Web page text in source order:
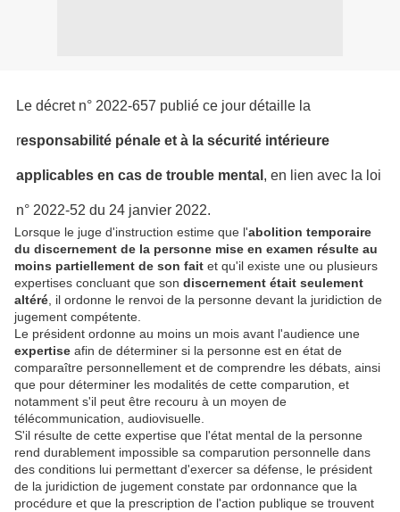
Le décret n° 2022-657 publié ce jour détaille la
responsabilité pénale et à la sécurité intérieure
applicables en cas de trouble mental , en lien avec la loi
n° 2022-52 du 24 janvier 2022.
Lorsque le juge d'instruction estime que l'abolition temporaire
du discernement de la personne mise en examen résulte au
moins partiellement de son fait et qu'il existe une ou plusieurs
expertises concluant que son discernement était seulement
altéré , il ordonne le renvoi de la personne devant la juridiction de
jugement compétente.
Le président ordonne au moins un mois avant l'audience une
expertise afin de déterminer si la personne est en état de
comparaître personnellement et de comprendre les débats, ainsi
que pour déterminer les modalités de cette comparution, et
notamment s'il peut être recouru à un moyen de
télécommunication, audiovisuelle.
S'il résulte de cette expertise que l'état mental de la personne
rend durablement impossible sa comparution personnelle dans
des conditions lui permettant d'exercer sa défense, le président
de la juridiction de jugement constate par ordonnance que la
procédure et que la prescription de l'action publique se trouvent